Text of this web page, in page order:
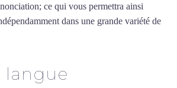
ce qui vous permettra ainsi
dans une grande variété de
langue